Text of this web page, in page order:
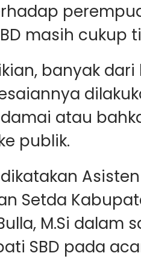
masih cukup
banyak dari
atau
publik.
Setda
M.Si dalam
SBD pada